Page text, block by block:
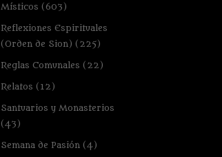
Místicos (603)
Reflexiones Espirituales
(Orden de Sion) (225)
Reglas Comunales (22)
Relatos (12)
Santuarios y Monasterios
(43)
Semana de Pasión (4)